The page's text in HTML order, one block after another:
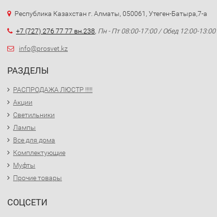
Республика Казахстан г. Алматы, 050061, Утеген-Батыра,7-а
+7 (727) 276 77 77 вн.238, Пн - Пт 08:00-17:00 / Обед 12:00-13:00
info@prosvet.kz
РАЗДЕЛЫ
РАСПРОДАЖА ЛЮСТР !!!!!
Акции
Светильники
Лампы
Все для дома
Комплектующие
Муфты
Прочие товары
СОЦСЕТИ